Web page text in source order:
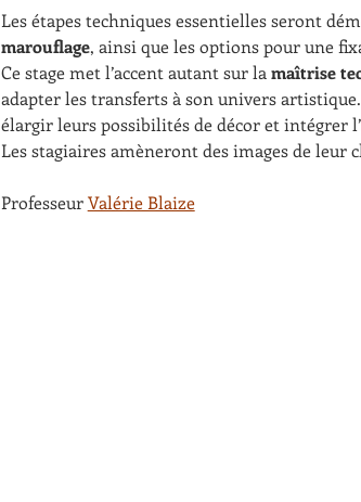
Les étapes techniques essentielles seront
marouflage, ainsi que les options pour une
Ce stage met l’accent autant sur la maîtrise
adapter les transferts à son univers
élargir leurs possibilités de décor et intégrer
Les stagiaires amèneront des images de leur
Professeur Valérie Blaize